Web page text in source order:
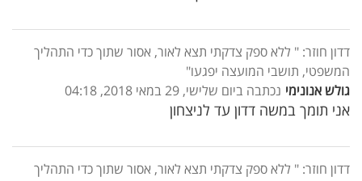
דדון חוזר: " ללא ספק צדקתי תצא לאור, אסור שתוך כדי התהליך
המשפטי, תושבי המועצה יפגעו"
גולש אנונימי נכתבה ביום שלישי, 29 במאי 2018, 04:18
אני תומך במשה דדון עד לניצחון
דדון חוזר: " ללא ספק צדקתי תצא לאור, אסור שתוך כדי התהליך